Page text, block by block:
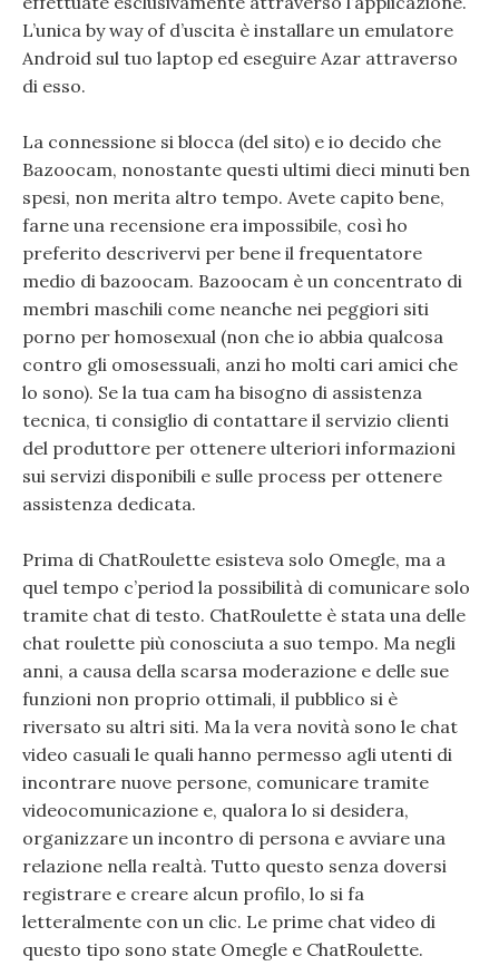
L’unica by way of d’uscita è installare un emulatore
Android sul tuo laptop ed eseguire Azar attraverso
di esso.
La connessione si blocca (del sito) e io decido che
Bazoocam, nonostante questi ultimi dieci minuti ben
spesi, non merita altro tempo. Avete capito bene,
farne una recensione era impossibile, così ho
preferito descrivervi per bene il frequentatore
medio di bazoocam. Bazoocam è un concentrato di
membri maschili come neanche nei peggiori siti
porno per homosexual (non che io abbia qualcosa
contro gli omosessuali, anzi ho molti cari amici che
lo sono). Se la tua cam ha bisogno di assistenza
tecnica, ti consiglio di contattare il servizio clienti
del produttore per ottenere ulteriori informazioni
sui servizi disponibili e sulle process per ottenere
assistenza dedicata.
Prima di ChatRoulette esisteva solo Omegle, ma a
quel tempo c’period la possibilità di comunicare solo
tramite chat di testo. ChatRoulette è stata una delle
chat roulette più conosciuta a suo tempo. Ma negli
anni, a causa della scarsa moderazione e delle sue
funzioni non proprio ottimali, il pubblico si è
riversato su altri siti. Ma la vera novità sono le chat
video casuali le quali hanno permesso agli utenti di
incontrare nuove persone, comunicare tramite
videocomunicazione e, qualora lo si desidera,
organizzare un incontro di persona e avviare una
relazione nella realtà. Tutto questo senza doversi
registrare e creare alcun profilo, lo si fa
letteralmente con un clic. Le prime chat video di
questo tipo sono state Omegle e ChatRoulette.